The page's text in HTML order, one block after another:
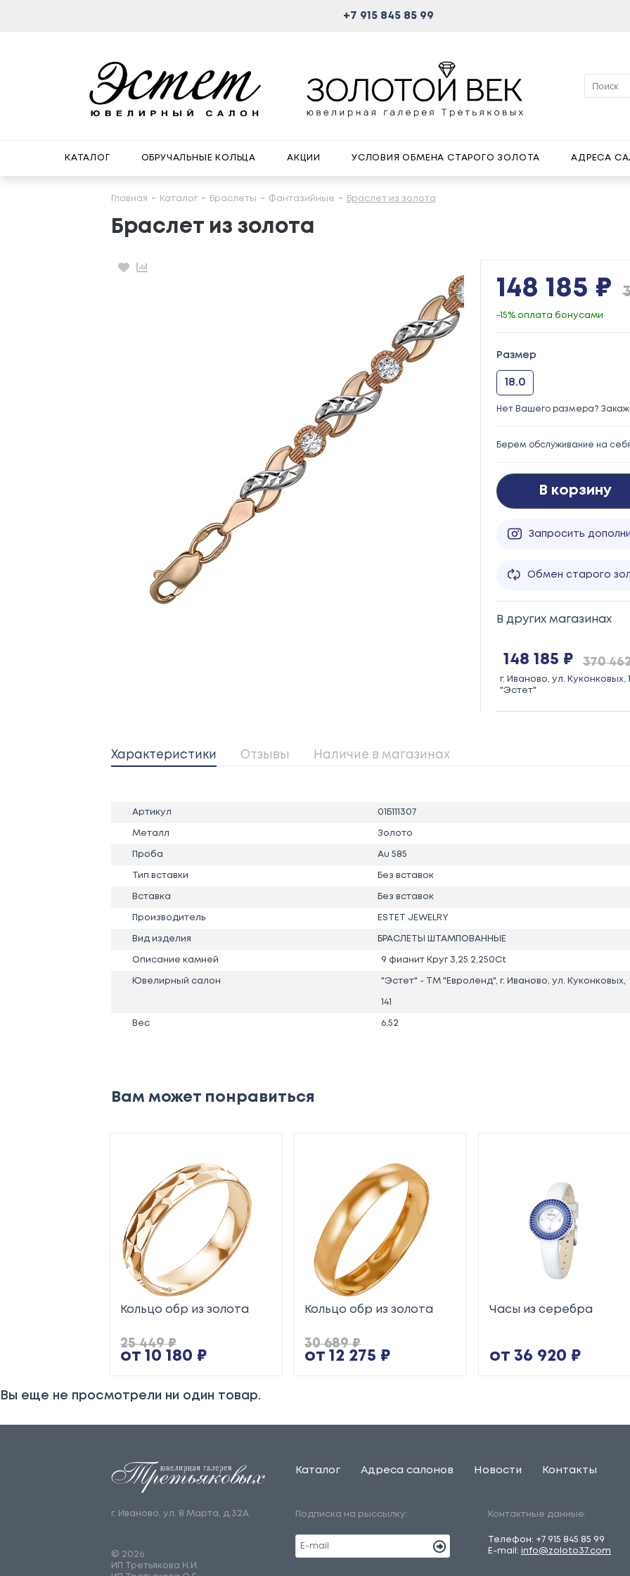
+7 915 845 85 99
КАТАЛОГ ОБРУЧАЛЬНЫЕ КОЛЬЦА АКЦИИ УСЛОВИЯ ОБМЕНА СТАРОГО ЗОЛОТА АДРЕСА
Главная Каталог Браслеты Фантазийные Браслет из золота
Браслет из золота
Избранное
Сравнение
148 185 ₽
-15% оплата бонусами
Размер
18.0
Нет Вашего размера?
Берем обслуживание на
В корзину
Запросить
Обмен старого
В других магазинах
148 185 ₽ 370
г. Иваново, ул. Куконковых,
"Эстет"
Характеристики Отзывы Наличие в магазинах
Артикул 01Б111307
Металл Золото
Проба Au 585
Тип вставки Без вставок
Вставка Без вставок
Производитель ESTET JEWELRY
Вид изделия БРАСЛЕТЫ ШТАМПОВАННЫЕ
Описание камней 9 фианит Круг 3,25 2,250Ct
Ювелирный салон "Эстет" - ТМ "Евроленд", г. Иваново, ул. Куконковых,
141
Вес 6.52
Вам может понравиться
Кольцо обр из золота
от 10 180 ₽
25 449 ₽
Кольцо обр из золота
от 12 275 ₽
30 689 ₽
Часы из серебра
от 36 920 ₽
Вы еще не просмотрели ни один товар.
г. Иваново, ул. 8 Марта, д.32А
© 2026
ИП Третьякова Н.И.
Каталог Адреса салонов Новости Контакты
Подписка на рыссылку: Контактные данные:
Телефон: +7 915 845 85 99
E-mail: info@zoloto37.com